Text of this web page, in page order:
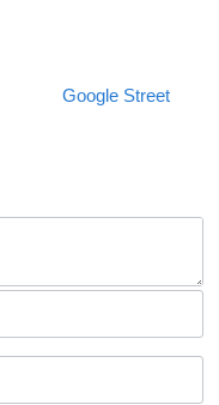
Google Street